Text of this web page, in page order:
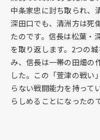
中条家忠に討ち取られ、
深田口でも、清洲方は死
たのです。信長は松葉・
を取り返します。2つの
み、信長は一帯の田畑の
した。この「萱津の戦い
らない戦闘能力を持って
らしめることになったの